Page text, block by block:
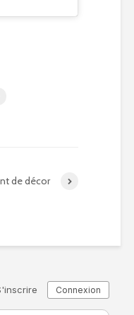
de décor